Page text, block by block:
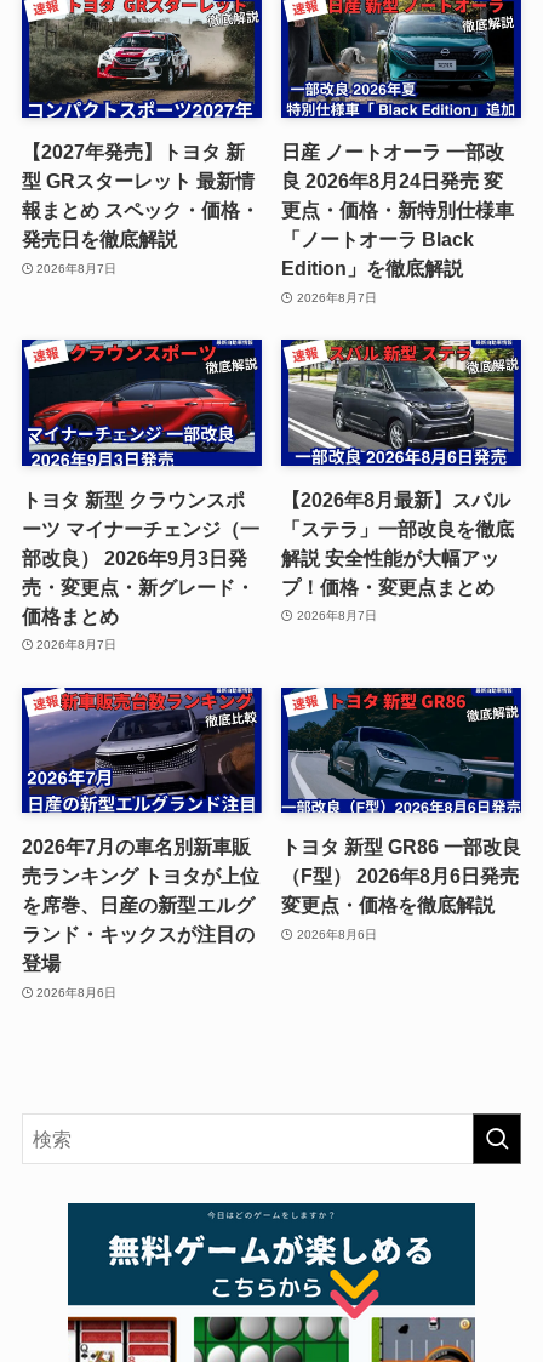
【2027年発売】トヨタ 新
型 GRスターレット 最新情
報まとめ スペック・価格・
発売日を徹底解説
2026年8月7日
日産 ノートオーラ 一部改
良 2026年8月24日発売 変
更点・価格・新特別仕様車
「ノートオーラ Black
Edition」を徹底解説
2026年8月7日
トヨタ 新型 クラウンスポ
ーツ マイナーチェンジ（一
部改良） 2026年9月3日発
売・変更点・新グレード・
価格まとめ
2026年8月7日
【2026年8月最新】スバル
「ステラ」一部改良を徹底
解説 安全性能が大幅アッ
プ！価格・変更点まとめ
2026年8月7日
2026年7月の車名別新車販
売ランキング トヨタが上位
を席巻、日産の新型エルグ
ランド・キックスが注目の
登場
2026年8月6日
トヨタ 新型 GR86 一部改良
（F型） 2026年8月6日発売
変更点・価格を徹底解説
2026年8月6日